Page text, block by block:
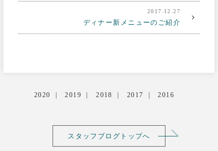
2017.12.27
ディナー新メニューのご紹介
2020 2019 2018 2017 2016
スタッフブログトップへ